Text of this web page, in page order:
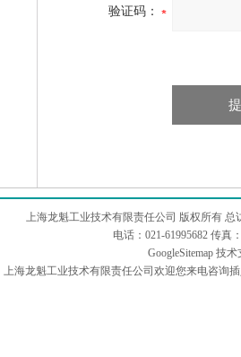
验证码：
上海龙魁工业技术有限责任公司 版权所有 总
电话：021-61995682 传真
GoogleSitemap技术
上海龙魁工业技术有限责任公司欢迎您来电咨询